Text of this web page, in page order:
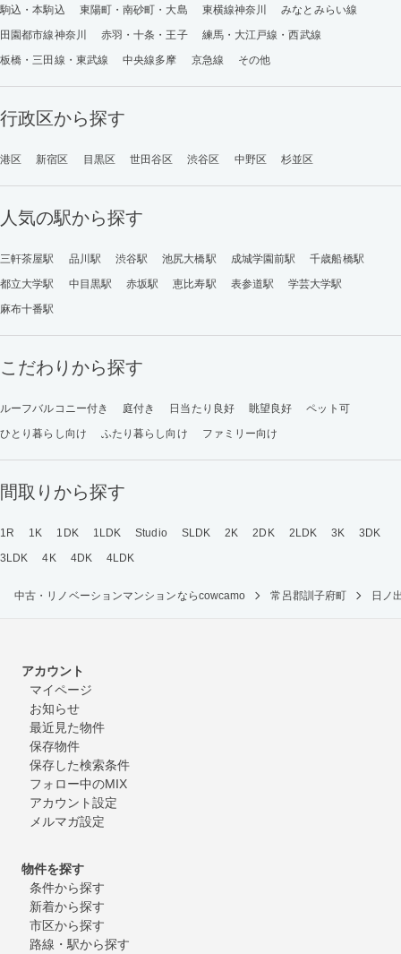
駒込・本駒込
東陽町・南砂町・大島 東横線神奈川
みなとみらい線
田園都市線神奈川
赤羽・十条・王子
練馬・大江戸線・西武線
板橋・三田線・東武線
中央線多摩 京急線 その他
行政区から探す
港区 新宿区 目黒区 世田谷区 渋谷区 中野区 杉並区
人気の駅から探す
三軒茶屋駅 品川駅 渋谷駅 池尻大橋駅 成城学園前駅
千歳船橋駅
都立大学駅
中目黒駅 赤坂駅 恵比寿駅 表参道駅
学芸大学駅
麻布十番駅
こだわりから探す
ルーフバルコニー付き 庭付き 日当たり良好 眺望良好
ペット可
ひとり暮らし向け
ふたり暮らし向け ファミリー向け
間取りから探す
1R 1K 1DK 1LDK Studio SLDK 2K 2DK 2LDK 3K
3DK
3LDK
4K 4DK 4LDK
中古・リノベーションマンションならcowcamo 常呂郡訓子府町 日ノ
アカウント
マイページ
お知らせ
最近見た物件
保存物件
保存した検索条件
フォロー中のMIX
アカウント設定
メルマガ設定
物件を探す
条件から探す
新着から探す
市区から探す
路線・駅から探す